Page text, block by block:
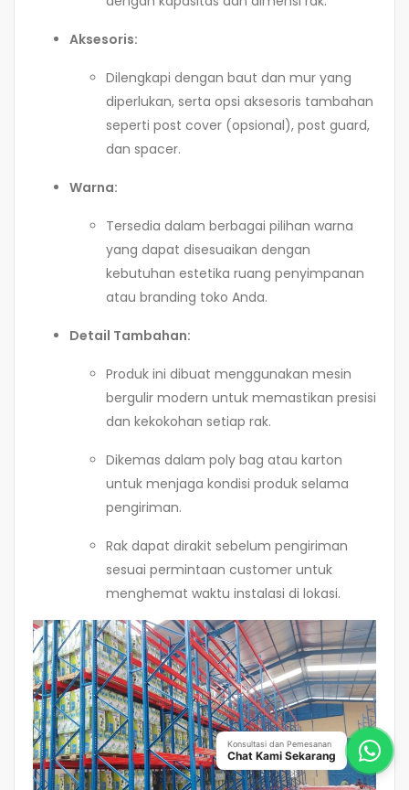
Aksesoris:
Dilengkapi dengan baut dan mur yang
diperlukan, serta opsi aksesoris tambahan
seperti post cover (opsional), post guard,
dan spacer.
Warna:
Tersedia dalam berbagai pilihan warna
yang dapat disesuaikan dengan
kebutuhan estetika ruang penyimpanan
atau branding toko Anda.
Detail Tambahan:
Produk ini dibuat menggunakan mesin
bergulir modern untuk memastikan presisi
dan kekokohan setiap rak.
Dikemas dalam poly bag atau karton
untuk menjaga kondisi produk selama
pengiriman.
Rak dapat dirakit sebelum pengiriman
sesuai permintaan customer untuk
menghemat waktu instalasi di lokasi.
Konsultasi dan Pemesanan
Chat Kami Sekarang